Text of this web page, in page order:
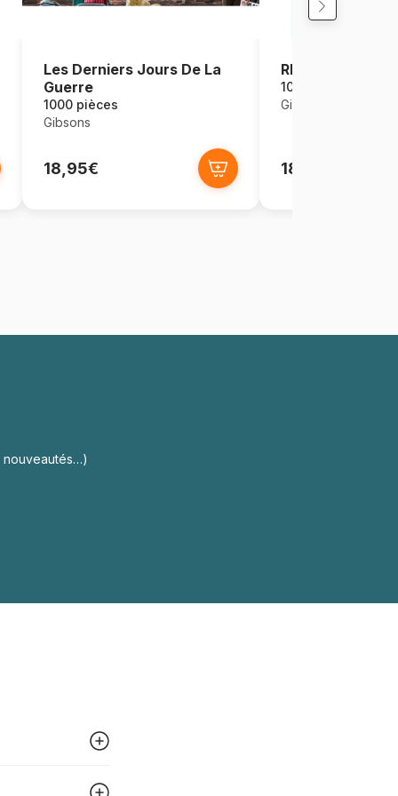
Les Derniers Jours De La
Guerre
1000 pièces
Gibsons
18,95€
Rhs : Fantaisie
1000 pièces
Gibsons
18,95€
nouveautés…)